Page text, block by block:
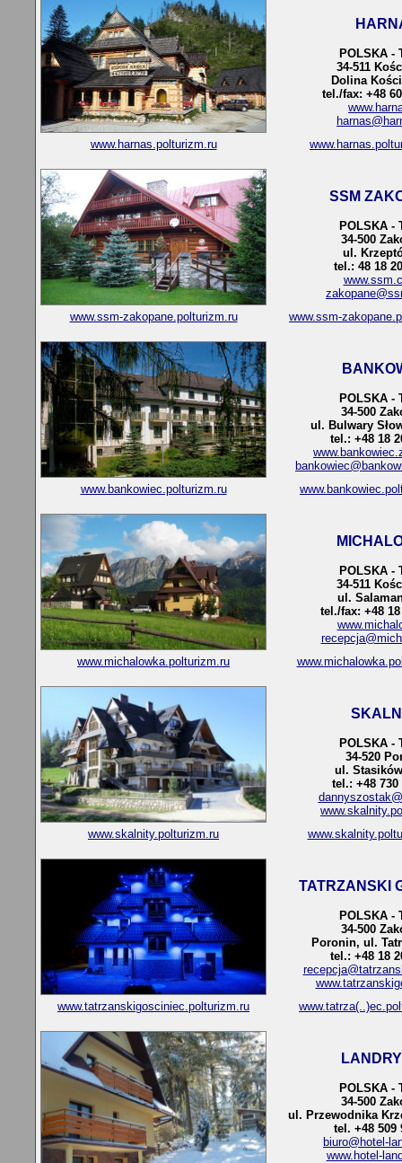
POLSKA -
34-511
Dolina
tel./fax: +48
www.harnas.polturizm.ru
SSM
POLSKA -
34-500
ul.
tel.: 48 18
www.ssm-zakopane.polturizm.ru
www.ssm-
POLSKA -
34-500
ul. Bulwary
tel.: +48 18
www.bankowiec.polturizm.ru
POLSKA -
34-511
ul.
tel./fax: +48 18
www.michalowka.polturizm.ru
POLSKA -
34-520
ul.
tel.: +48 730
www.skalnity.polturizm.ru
TATRZANSKI
POLSKA -
34-500
Poronin, ul.
tel.: +48 18
www.tatrzanskigosciniec.polturizm.ru
POLSKA -
34-500
ul. Przewodnika
tel. +48 509
biuro@hotel-
www.hotel-